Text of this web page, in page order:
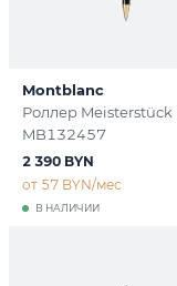
Montblanc
Роллер Meisterstück
MB132457
В НАЛИЧИИ
2 390 BYN
от 57 BYN/мес